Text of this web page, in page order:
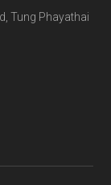
Tung Phayathai